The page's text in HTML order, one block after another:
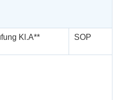
Kl.A** SOP